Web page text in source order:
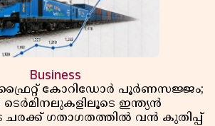
Business
ഫ്രൈറ്റ് കോറിഡോർ പൂർണസജ്ജം;
ഇന്ത്യൻ
ചരക്ക് ഗതാഗതത്തിൽ വൻ കുതിപ്പ്